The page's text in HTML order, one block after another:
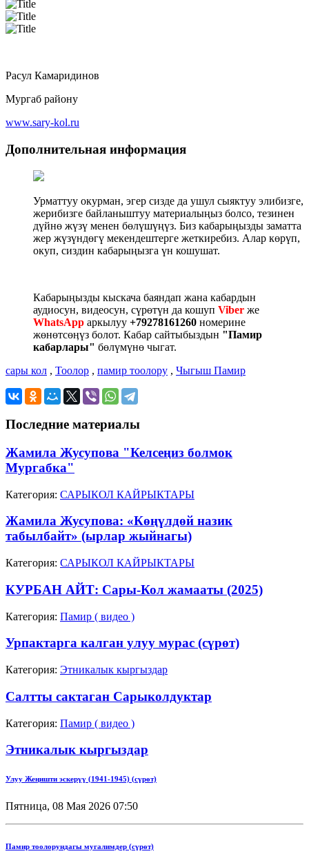
Расул Камаридинов
Мургаб району
www.sary-kol.ru
Дополнительная информация
Урматтуу окурман, эгер сизде да ушул сыяктуу элибизге,
жерибизге байланыштуу материалыңыз болсо, тезинен
дүйнө жүзү менен бөлүшүңүз. Биз кабарыңызды заматта
жер жүзүндөгү мекендештерге жеткиребиз. Алар көрүп,
окуп, сиздин кабарыңызга үн кошушат.
Кабарыңызды кыскача баяндап жана кабардын
аудиосун, видеосун, сүрөтүн да кошуп Viber же
WhatsApp аркылуу +79278161260 номерине
жөнөтсөӊүз болот. Кабар сайтыбыздын "Памир
кабарлары" бөлүмүнө чыгат.
сары кол , Тоолор , памир тоолору , Чыгыш Памир
Последние материалы
Жамила Жусупова "Келсеңиз болмок
Мургабка"
Категория: САРЫКОЛ КАЙРЫКТАРЫ
Жамила Жусупова: «Көңүлдөй назик
табылбайт» (ырлар жыйнагы)
Категория: САРЫКОЛ КАЙРЫКТАРЫ
КУРБАН АЙТ: Сары-Кол жамааты (2025)
Категория: Памир ( видео )
Урпактарга калган улуу мурас (сүрөт)
Категория: Этникалык кыргыздар
Салтты сактаган Cарыколдуктар
Категория: Памир ( видео )
Этникалык кыргыздар
Улуу Жеңишти эскерүү (1941-1945) (сүрөт)
Пятница, 08 Мая 2026 07:50
Памир тоолорундагы мугалимдер (сүрөт)